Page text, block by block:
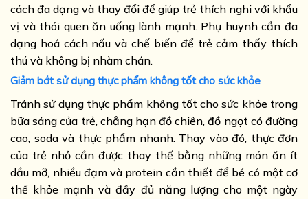
cách đa dạng và thay đổi để giúp trẻ thích nghi với khẩu
vị và thói quen ăn uống lành mạnh. Phụ huynh cần đa
dạng hoá cách nấu và chế biến để trẻ cảm thấy thích
thú và không bị nhàm chán.
Giảm bớt sử dụng thực phẩm không tốt cho sức khỏe
Tránh sử dụng thực phẩm không tốt cho sức khỏe trong
bữa sáng của trẻ, chẳng hạn đồ chiên, đồ ngọt có đường
cao, soda và thực phẩm nhanh. Thay vào đó, thực đơn
của trẻ nhỏ cần được thay thế bằng những món ăn ít
dầu mỡ, nhiều đạm và protein cần thiết để bé có một cơ
thể khỏe mạnh và đầy đủ năng lượng cho một ngày